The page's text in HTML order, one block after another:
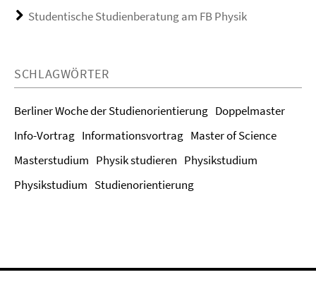
Studentische Studienberatung am FB Physik
SCHLAGWÖRTER
Berliner Woche der Studienorientierung Doppelmaster
Info-Vortrag Informationsvortrag Master of Science
Masterstudium Physik studieren Physikstudium
Physikstudium Studienorientierung